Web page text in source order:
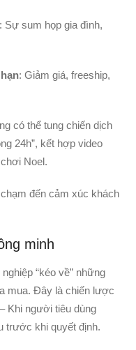
Sự sum họp gia đình,
: Giảm giá, freeship,
có thể tung chiến dịch
24h”, kết hợp video
Noel.
đến cảm xúc khách
minh
“kéo về” những
mua. Đây là chiến lược
Khi người tiêu dùng
trước khi quyết định.